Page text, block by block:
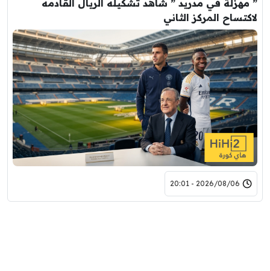
” مهزلة في مدريد ” شاهد تشكيله الريال القادمه
لاكتساح المركز الثاني
2026/08/06 - 20:01